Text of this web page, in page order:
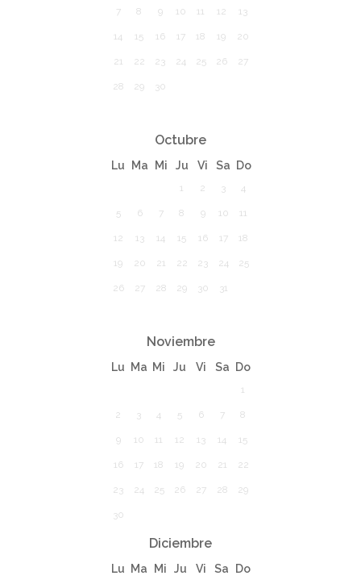
7 8 9 10 11 12 13
14 15 16 17 18 19 20
21 22 23 24 25 26 27
28 29 30
Octubre
Lu Ma Mi Ju Vi Sa Do
1 2 3 4
5 6 7 8 9 10 11
12 13 14 15 16 17 18
19 20 21 22 23 24 25
26 27 28 29 30 31
Noviembre
Lu Ma Mi Ju Vi Sa Do
1
2 3 4 5 6 7 8
9 10 11 12 13 14 15
16 17 18 19 20 21 22
23 24 25 26 27 28 29
30
Diciembre
Lu Ma Mi Ju Vi Sa Do